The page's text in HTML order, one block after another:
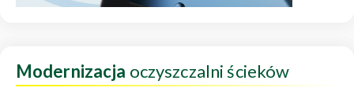
Modernizacja oczyszczalni ścieków